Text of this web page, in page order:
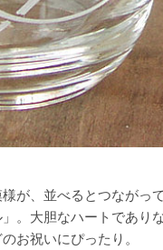
が、並べるとつながっ
。大胆なハートであり
お祝いにぴったり。